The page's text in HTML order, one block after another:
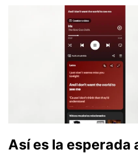
Así es la esperada